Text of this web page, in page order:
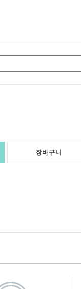
장바구니